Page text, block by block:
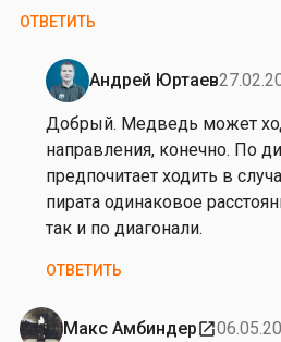
т
п
а
ч
у
к
ОТВЕТИТЬ
Андрей Юртаев
Ответ
на
от
А
н
а
т
с
Добрый. Медведь может
направления, конечно. По
предпочитает ходить в
пирата одинаковое
так и по диагонали.
ОТВЕТИТЬ
Макс Амбиндерopen_in_new